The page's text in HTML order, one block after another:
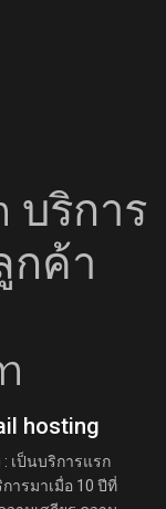
บริการ
กค้า
hosting
: เป็นบริการแรก
ารมาเมื่อ 10 ปีที่